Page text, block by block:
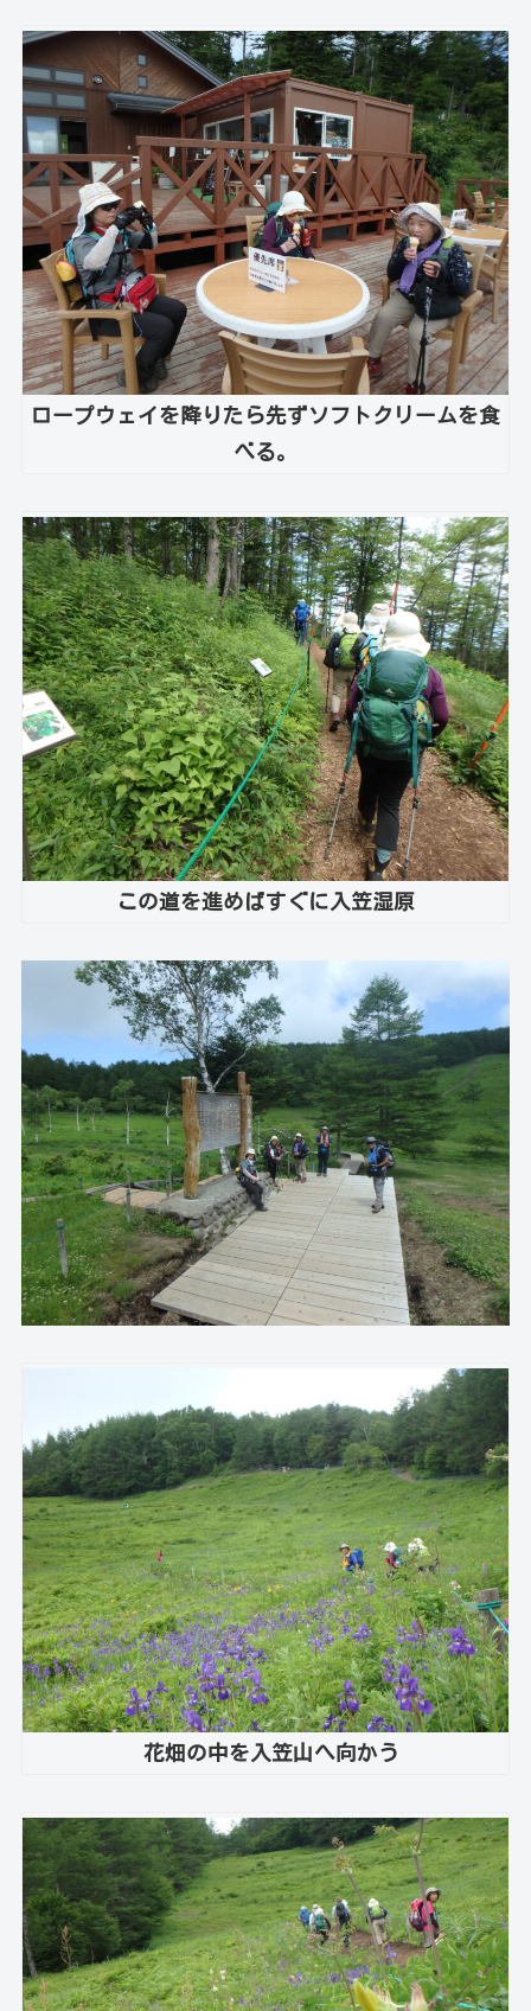
ロープウェイを降りたら先ずソフトクリームを食
べる。
この道を進めばすぐに入笠湿原
花畑の中を入笠山へ向かう